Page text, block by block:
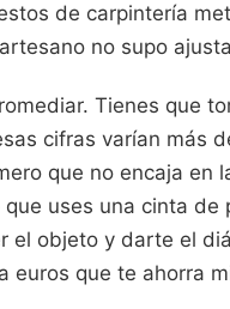
de carpintería
no supo
Tienes que
cifras varían más
que no encaja en
uses una cinta de
el objeto y darte el
euros que te ahorra